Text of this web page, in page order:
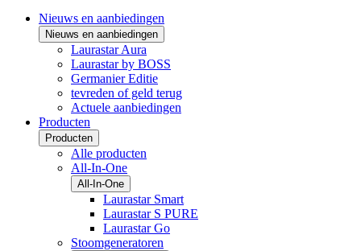
Nieuws en aanbiedingen
Nieuws en aanbiedingen
Laurastar Aura
Laurastar by BOSS
Germanier Editie
tevreden of geld terug
Actuele aanbiedingen
Producten
Producten
Alle producten
All-In-One
All-In-One
Laurastar Smart
Laurastar S PURE
Laurastar Go
Stoomgeneratoren